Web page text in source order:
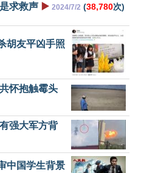
求救声 ▶️ 2024/7/2 (38,780次)
胡友平凶手照
怀抱触霉头
强大军方背
中国学生背景